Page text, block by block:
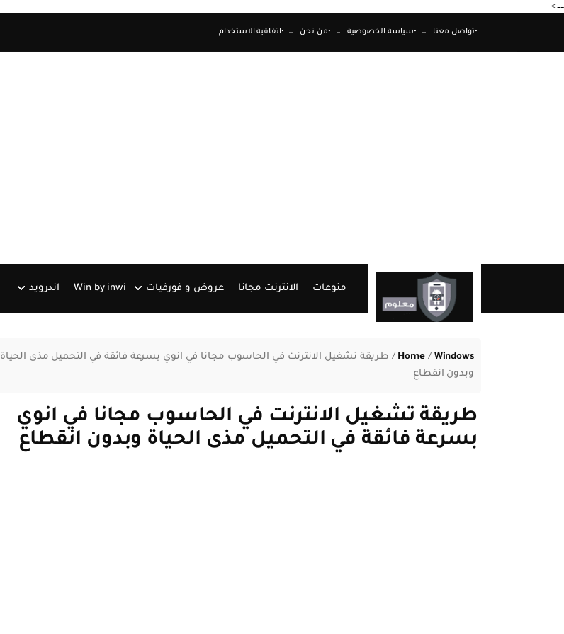
-->
•تواصل معنا •سياسة الخصوصية •من نحن •اتفاقية الاستخدام
منوعات الانترنت مجانا عروض و فورفيات Win by inwi اندرويد
Home / Windows
/ طريقة تشغيل الانترنت في الحاسوب مجانا في انوي بسرعة فائقة في التحميل مذى الحياة
وبدون انقطاع
طريقة تشغيل الانترنت في الحاسوب مجانا في انوي
بسرعة فائقة في التحميل مذى الحياة وبدون انقطاع